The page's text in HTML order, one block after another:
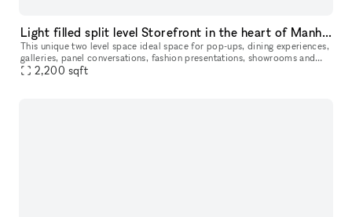
Light filled split level Storefront in the heart of Manhattan (with high ceilings and multiple rooms)
This unique two level space ideal space for pop-ups, dining experiences,
galleries, panel conversations, fashion presentations, showrooms and
more. With a total ceiling height of 26' the two story s
2,200 sqft